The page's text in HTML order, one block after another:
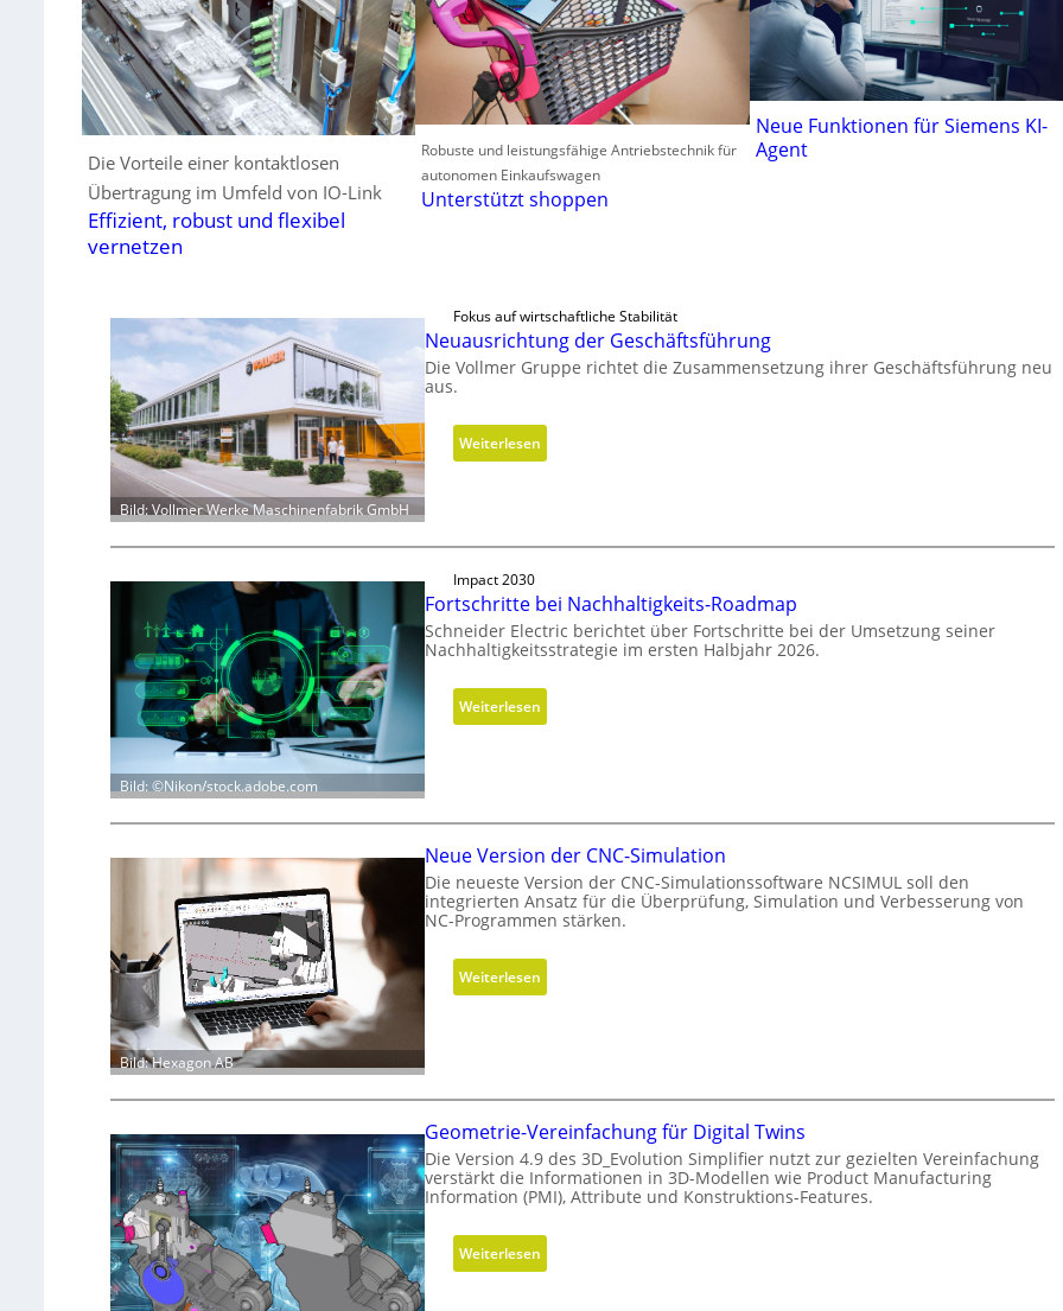
Die Vorteile einer kontaktlosen
Übertragung im Umfeld von IO-Link
Effizient, robust und flexibel
vernetzen
Robuste und leistungsfähige Antriebstechnik für
autonomen Einkaufswagen
Unterstützt shoppen
Neue Funktionen für Siemens KI-
Agent
Bild: Vollmer Werke Maschinenfabrik GmbH
Fokus auf wirtschaftliche Stabilität
Neuausrichtung der Geschäftsführung
Die Vollmer Gruppe richtet die Zusammensetzung ihrer Geschäftsführung neu
aus.
Weiterlesen
N
a
r
i
h
r
G
e
c
h
ü
h
r
n
Bild: ©Nikon/stock.adobe.com
Impact 2030
Fortschritte bei Nachhaltigkeits-Roadmap
Schneider Electric berichtet über Fortschritte bei der Umsetzung seiner
Nachhaltigkeitsstrategie im ersten Halbjahr 2026.
Weiterlesen
F
s
c
h
r
i
t
N
a
c
h
h
t
Bild: Hexagon AB
Neue Version der CNC-Simulation
Die neueste Version der CNC-Simulationssoftware NCSIMUL soll den
integrierten Ansatz für die Überprüfung, Simulation und Verbesserung von
NC-Programmen stärken.
Weiterlesen
N
V
e
r
s
i
d
Geometrie-Vereinfachung für Digital Twins
Die Version 4.9 des 3D_Evolution Simplifier nutzt zur gezielten Vereinfachung
verstärkt die Informationen in 3D-Modellen wie Product Manufacturing
Information (PMI), Attribute und Konstruktions-Features.
Weiterlesen
G